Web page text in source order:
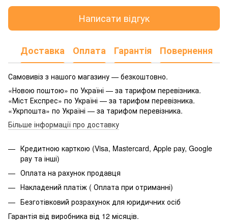
Написати відгук
Доставка Оплата Гарантія Повернення
Самовивіз з нашого магазину — безкоштовно.
«Новою поштою» по Україні — за тарифом перевізника.
«Міст Експрес» по Україні — за тарифом перевізника.
«Укрпошта» по Україні — за тарифом перевізника.
Більше інформації про доставку
Кредитною карткою (Visa, Mastercard, Apple pay, Google
pay та інші)
Оплата на рахунок продавця
Накладений платіж ( Оплата при отриманні)
Безготівковий розрахунок для юридичних осіб
Гарантія від виробника від 12 місяців.